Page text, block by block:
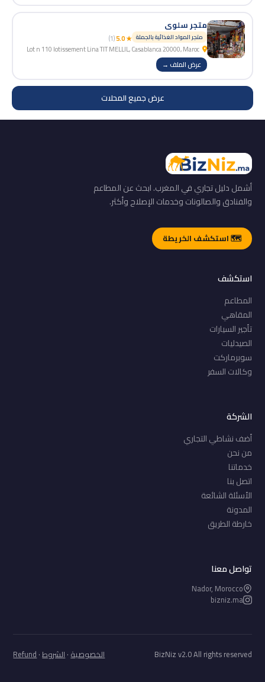
متجر سلوى
متجر المواد الغذائية بالجملة ★ 5.0
(1)
عرض الملف →
عرض جميع المحلات
أشمل دليل تجاري في المغرب. ابحث عن المطاعم
والفنادق والصالونات وخدمات الإصلاح وأكثر.
🗺️ استكشف الخريطة
استكشف
المطاعم
المقاهي
تأجير السيارات
الصيدليات
سوبرماركت
وكالات السفر
الشركة
أضف نشاطي التجاري
من نحن
خدماتنا
اتصل بنا
الأسئلة الشائعة
المدونة
خارطة الطريق
تواصل معنا
Nador, Morocco
bizniz.ma
BizNiz v2.0 All rights reserved الخصوصية·الشروط·
Refund